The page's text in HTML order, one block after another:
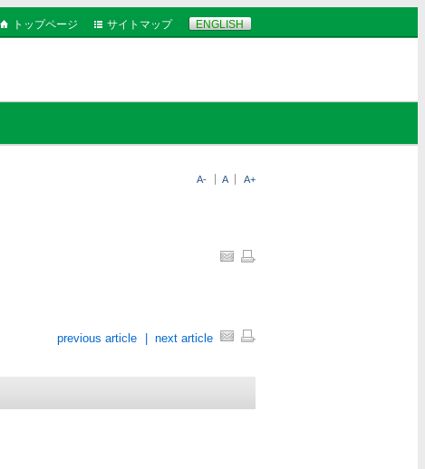
トップページ サイトマップ ENGLISH
previous article next article
A- A A+